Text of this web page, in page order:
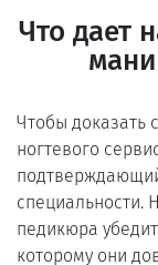
Что дает
Чтобы доказать
ногтевого
специальности.
педикюра
которому они